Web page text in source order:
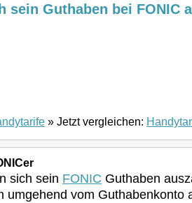
sein Guthaben bei FONIC
» Jetzt vergleichen:
sich sein FONIC Guthaben
umgehend vom Guthabenkonto